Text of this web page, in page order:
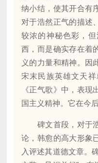
纳小结，使其开合有
对于浩然正气的描述
较浓的神秘色彩，
西，而是确实存在着
义的力量和精神。因
宋末民族英雄文天
《正气歌》中，表现
国主义精神。它在今
碑文首段，对于浩
论，韩愈的高大形象
入评述其道德文章。